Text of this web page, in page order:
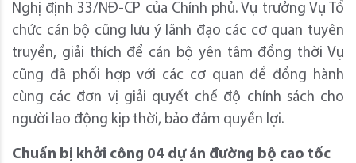
Nghị định 33/NĐ-CP của Chính phủ. Vụ trưởng Vụ Tổ
chức cán bộ cũng lưu ý lãnh đạo các cơ quan tuyên
truyền, giải thích để cán bộ yên tâm đồng thời Vụ
cũng đã phối hợp với các cơ quan để đồng hành
cùng các đơn vị giải quyết chế độ chính sách cho
người lao động kịp thời, bảo đảm quyền lợi.
C huẩn bị khởi công 04 dự án đường bộ cao tốc